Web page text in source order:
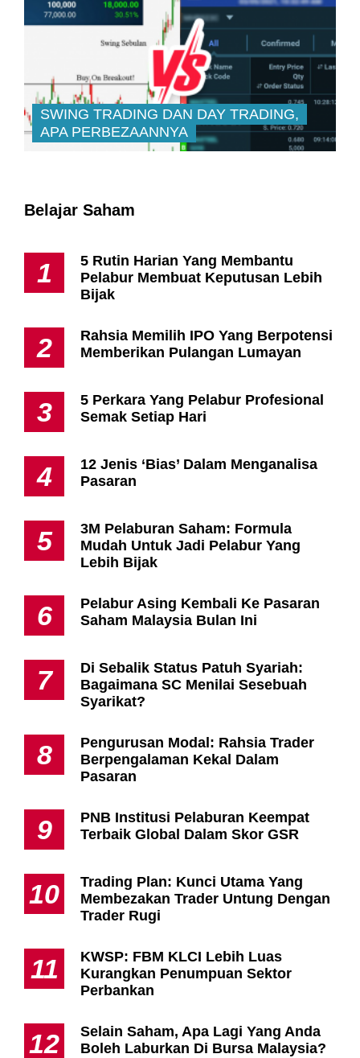
SWING TRADING DAN DAY TRADING,
APA PERBEZAANNYA
Belajar Saham
1
5 Rutin Harian Yang Membantu
Pelabur Membuat Keputusan Lebih
Bijak
2
Rahsia Memilih IPO Yang Berpotensi
Memberikan Pulangan Lumayan
3
5 Perkara Yang Pelabur Profesional
Semak Setiap Hari
4
12 Jenis ‘Bias’ Dalam Menganalisa
Pasaran
5
3M Pelaburan Saham: Formula
Mudah Untuk Jadi Pelabur Yang
Lebih Bijak
6
Pelabur Asing Kembali Ke Pasaran
Saham Malaysia Bulan Ini
7
Di Sebalik Status Patuh Syariah:
Bagaimana SC Menilai Sesebuah
Syarikat?
8
Pengurusan Modal: Rahsia Trader
Berpengalaman Kekal Dalam
Pasaran
9
PNB Institusi Pelaburan Keempat
Terbaik Global Dalam Skor GSR
10
Trading Plan: Kunci Utama Yang
Membezakan Trader Untung Dengan
Trader Rugi
11
KWSP: FBM KLCI Lebih Luas
Kurangkan Penumpuan Sektor
Perbankan
12
Selain Saham, Apa Lagi Yang Anda
Boleh Laburkan Di Bursa Malaysia?